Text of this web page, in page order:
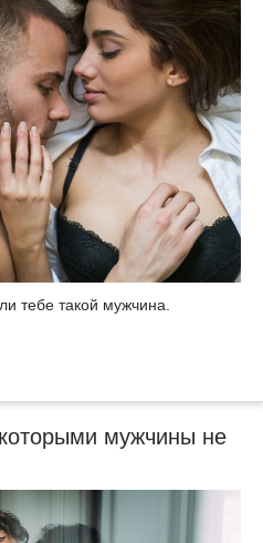
тебе такой мужчина.
мужчины не